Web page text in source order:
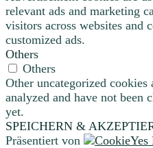
relevant ads and marketing
visitors across websites
customized ads.
Others
Others
Other uncategorized cookies
analyzed and have not been
yet.
SPEICHERN &
Präsentiert von